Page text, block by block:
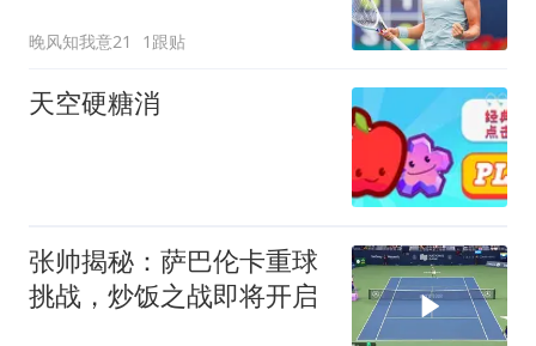
晚风知我意21 1跟贴
天空硬糖消
张帅揭秘：萨巴伦卡重球
挑战，炒饭之战即将开启